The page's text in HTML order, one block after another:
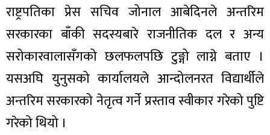
राष्ट्रपतिका प्रेस सचिव जोनाल आबेदिनले अन्तरिम
सरकारका बाँकी सदस्यबारे राजनीतिक दल र अन्य
सरोकारवालासँगको छलफलपछि टुङ्गो लाग्ने बताए ।
यसअघि युनुसको कार्यालयले आन्दोलनरत विद्यार्थीले
अन्तरिम सरकारको नेतृत्व गर्ने प्रस्ताव स्वीकार गरेको पुष्टि
गरेको थियो ।